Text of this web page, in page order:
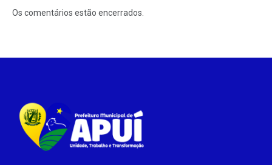
Os comentários estão encerrados.